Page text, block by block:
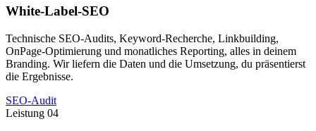
White-Label-SEO
Technische SEO-Audits, Keyword-Recherche, Linkbuilding,
OnPage-Optimierung und monatliches Reporting, alles in deinem
Branding. Wir liefern die Daten und die Umsetzung, du präsentierst
die Ergebnisse.
SEO-Audit
Leistung 04